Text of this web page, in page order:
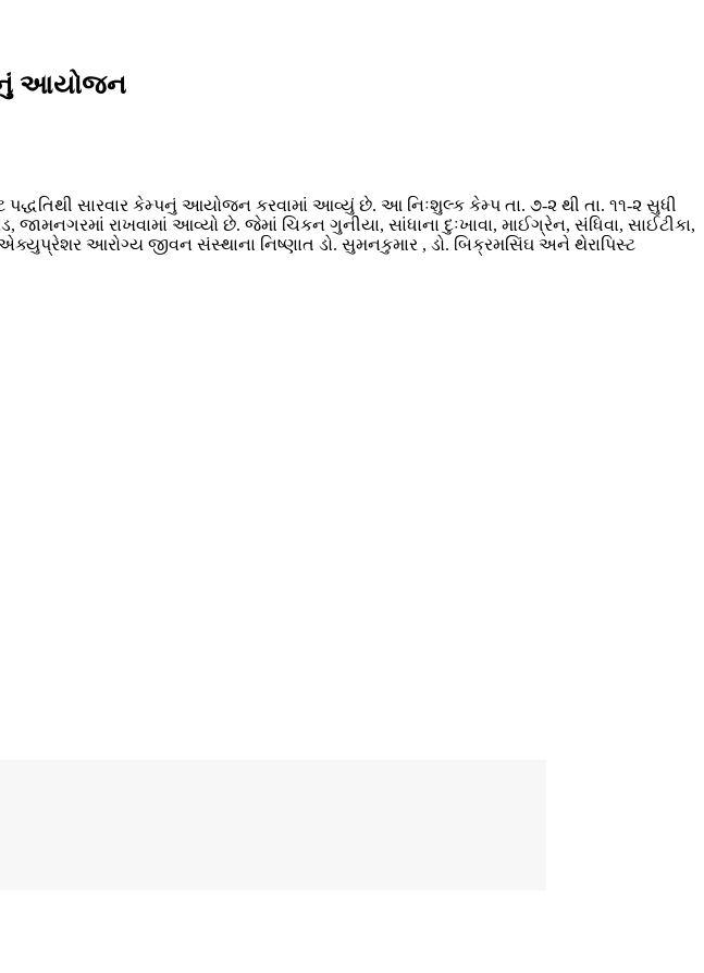
આયોજન
સારવાર કેમ્પનું આયોજન કરવામાં આવ્યું છે. આ નિઃશુલ્ક કેમ્પ તા. ૭-૨ થી તા. ૧૧-૨ સુધી
રાખવામાં આવ્યો છે. જેમાં ચિકન ગુનીયા, સાંધાના દુઃખાવા, માઈગ્રેન, સંધિવા, સાઈટીકા,
એક્યુપ્રેશર આરોગ્ય જીવન સંસ્થાના નિષ્ણાત ડો. સુમનકુમાર , ડો. બિક્રમસિંઘ અને થેરાપિસ્ટ